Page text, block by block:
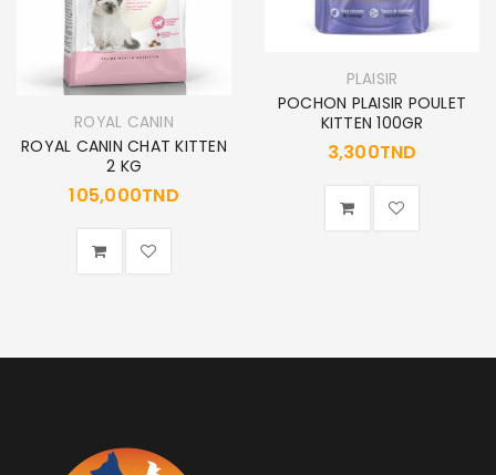
ROYAL CANIN
ROYAL CANIN CHAT KITTEN
2 KG
105,000TND
PLAISIR
POCHON PLAISIR POULET
KITTEN 100GR
3,300TND